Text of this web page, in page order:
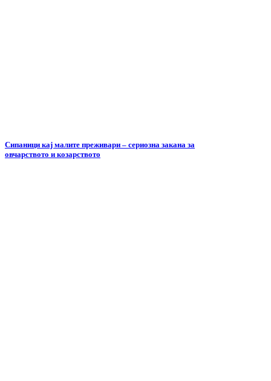
Сипаници кај малите преживари – сериозна закана за
овчарството и козарството